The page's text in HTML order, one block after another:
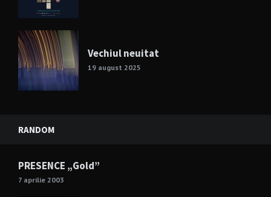
Vechiul neuitat
19 august 2025
RANDOM
PRESENCE „Gold”
7 aprilie 2003